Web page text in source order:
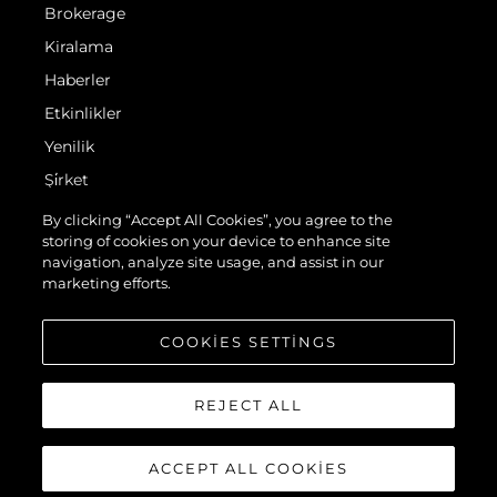
Brokerage
Kiralama
Haberler
Etkinlikler
Yenilik
Şi̇rket
Ekip
Yaşam Şekli̇
Mi̇ras
© 2026 Sunseeker London Group.Her hakkı saklıdır.
By clicking “Accept All Cookies”, you agree to the
storing of cookies on your device to enhance site
navigation, analyze site usage, and assist in our
marketing efforts.
COOKIES SETTINGS
REJECT ALL
ACCEPT ALL COOKIES